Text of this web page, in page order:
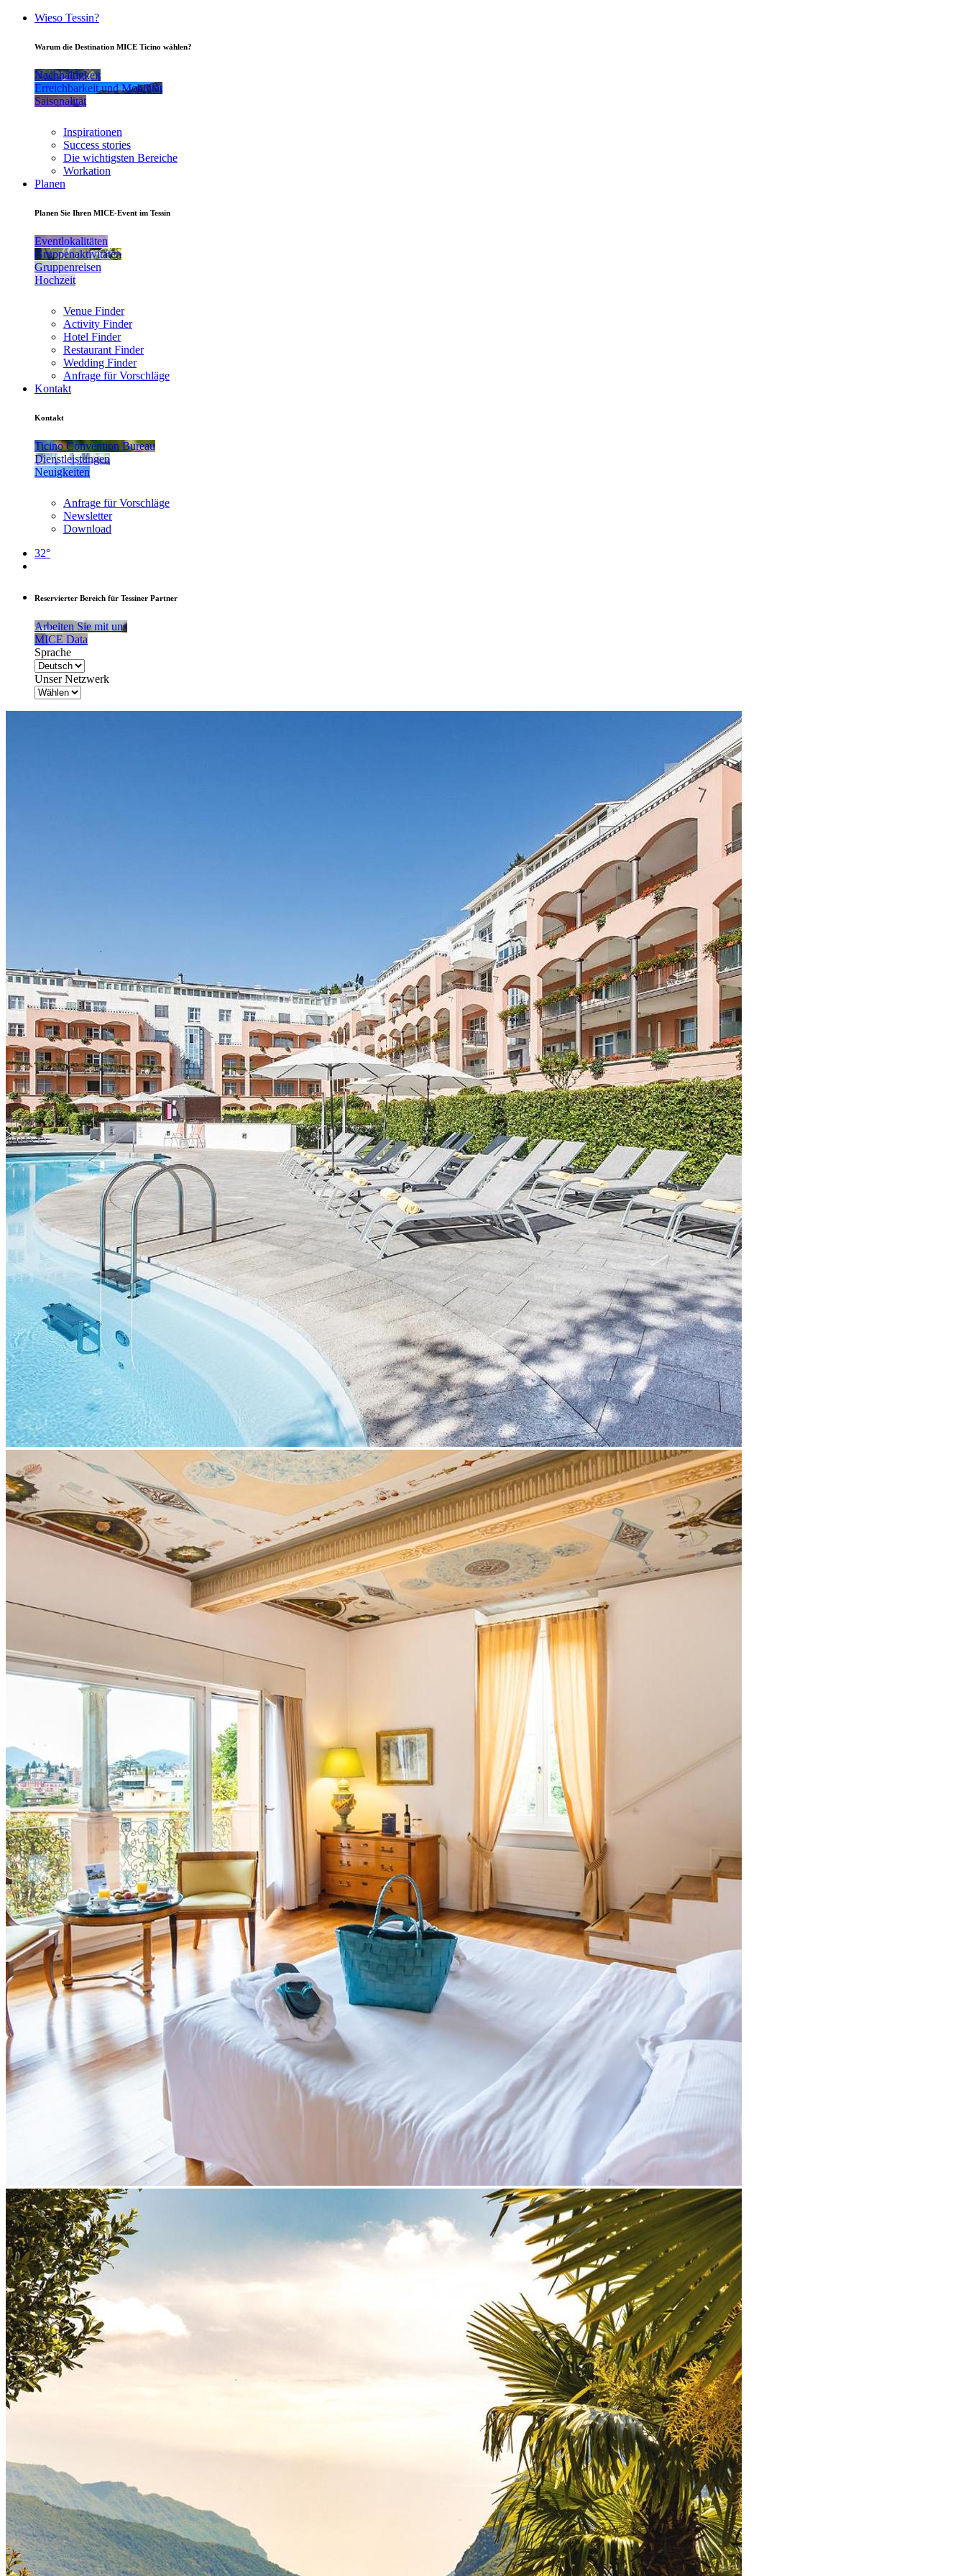
Wieso Tessin?
Warum die Destination MICE Ticino wählen?
Nachhaltigkeit
Erreichbarkeit und Mobilität
Saisonalität
Inspirationen
Success stories
Die wichtigsten Bereiche
Workation
Planen
Planen Sie Ihren MICE-Event im Tessin
Eventlokalitäten
Gruppenaktivitäten
Gruppenreisen
Hochzeit
Venue Finder
Activity Finder
Hotel Finder
Restaurant Finder
Wedding Finder
Anfrage für Vorschläge
Kontakt
Kontakt
Ticino Convention Bureau
Dienstleistungen
Neuigkeiten
Anfrage für Vorschläge
Newsletter
Download
32°
Reservierter Bereich für Tessiner Partner
Arbeiten Sie mit uns
MICE Data
Sprache
Unser Netzwerk